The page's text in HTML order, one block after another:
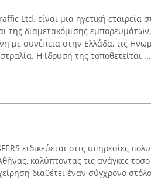
Ltd. είναι μια ηγετική εταιρεία
της διαμετακόμισης εμπορευμάτων,
με συνέπεια στην Ελλάδα, τις
Η ίδρυσή της τοποθετείται ...
ειδικεύεται στις υπηρεσίες
καλύπτοντας τις ανάγκες
διαθέτει έναν σύγχρονο